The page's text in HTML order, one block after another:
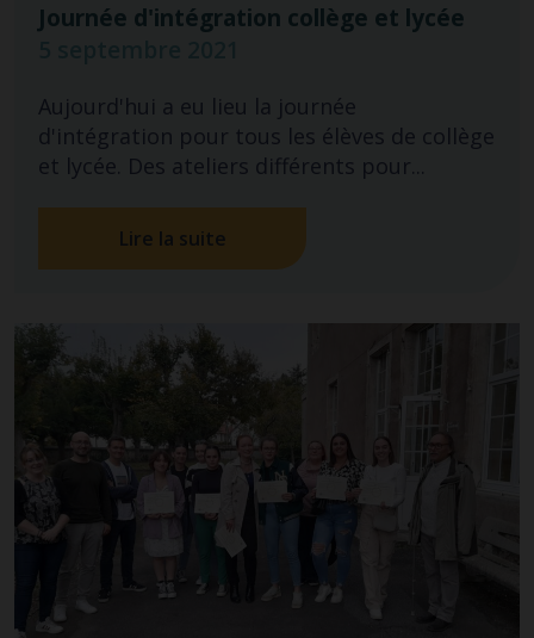
Journée d'intégration collège et lycée
Aujourd'hui a eu lieu la journée
d'intégration pour tous les élèves de collège
et lycée. Des ateliers différents pour...
Lire la suite